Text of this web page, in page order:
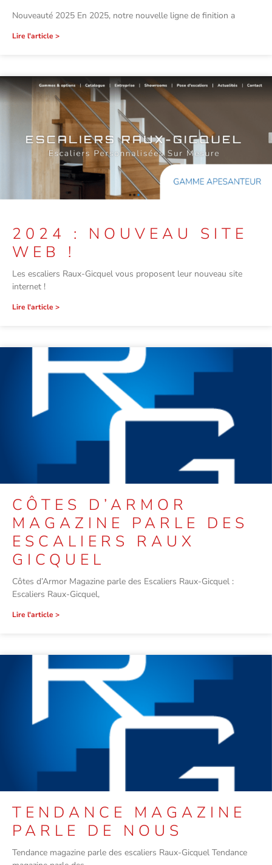
Nouveauté 2025 En 2025, notre nouvelle ligne de finition a
Lire l'article >
2024 : NOUVEAU SITE
WEB !
Les escaliers Raux-Gicquel vous proposent leur nouveau site
internet !
Lire l'article >
CÔTES D’ARMOR
MAGAZINE PARLE DES
ESCALIERS RAUX
GICQUEL
Côtes d’Armor Magazine parle des Escaliers Raux-Gicquel :
Escaliers Raux-Gicquel,
Lire l'article >
TENDANCE MAGAZINE
PARLE DE NOUS
Tendance magazine parle des escaliers Raux-Gicquel Tendance